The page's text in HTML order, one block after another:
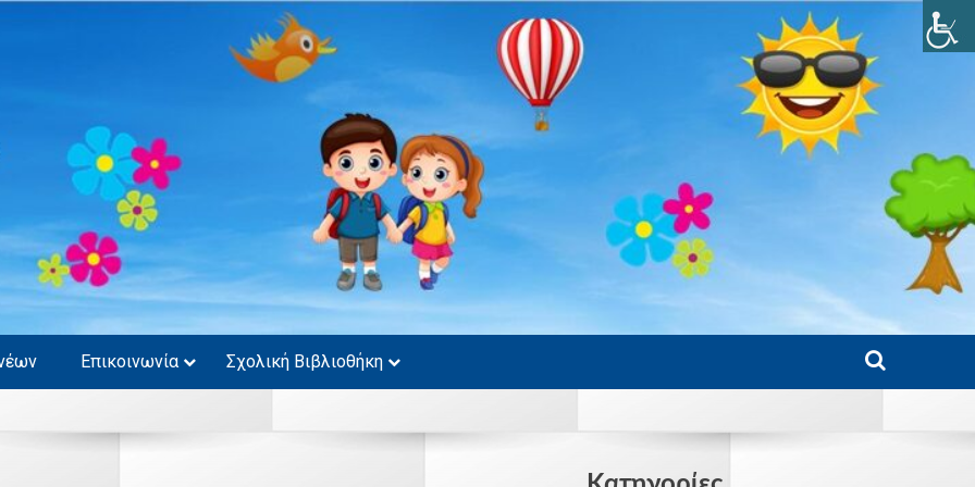
Επικοινωνία Σχολική Βιβλιοθήκη